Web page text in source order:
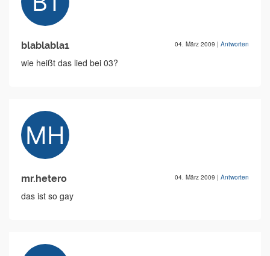
blablabla1 04. März 2009 | Antworten
wie heißt das lied bei 03?
mr.hetero 04. März 2009 | Antworten
das ist so gay